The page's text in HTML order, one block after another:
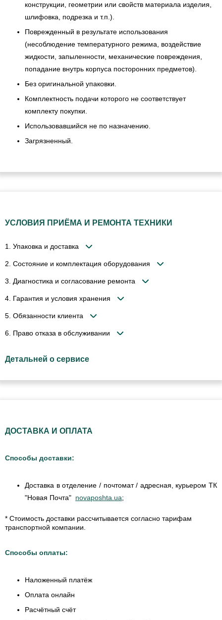
конструкции, геометрии или свойств материала изделия,
шлифовка, подрезка и т.п.).
Поврежденный в результате использования
(несоблюдение температурного режима, воздействие
жидкости, запыленности, механические повреждения,
попадание внутрь корпуса посторонних предметов).
Без оригинальной упаковки.
Комплектность подачи которого не соответствует
комплекту покупки.
Использовавшийся не по назначению.
Загрязненный.
УСЛОВИЯ ПРИЁМА И РЕМОНТА ТЕХНИКИ
1. Упаковка и доставка
2. Состояние и комплектация оборудования
3. Диагностика и согласование ремонта
4. Гарантия и условия хранения
5. Обязанности клиента
6. Право отказа в обслуживании
Детальней о сервисе
ДОСТАВКА И ОПЛАТА
Способы доставки:
Доставка в отделение / почтомат / адресная, курьером ТК
"Новая Почта" novaposhta.ua;
* Стоимость доставки рассчитывается согласно тарифам
транспортной компании.
Способы оплаты:
Наложенный платёж
Оплата онлайн
Расчётный счёт